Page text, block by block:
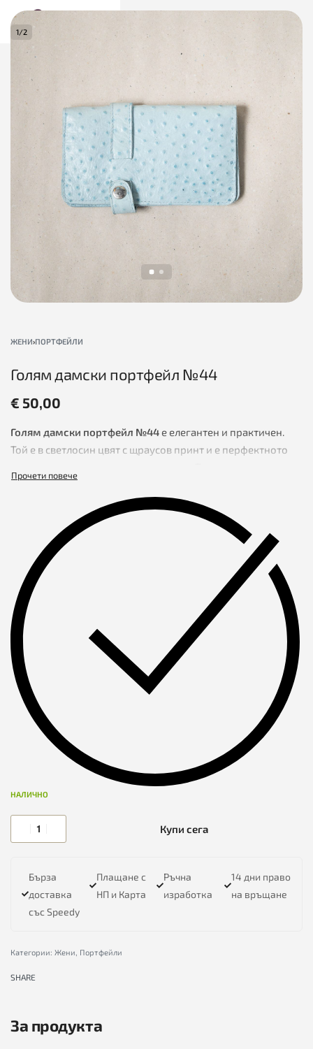
1/2
ЖЕНИ›ПОРТФЕЙЛИ
Голям дамски портфейл №44
€ 50,00
Голям дамски портфейл №44 е елегантен и практичен.
Той е в светлосин цвят с щраусов принт и е перфектното
портфейл е ръчна изработка от висококачествена
естествена кожа и съчетава стил и функционалност, което
го прави идеален за ежедневна употреба или специални
Характеристики:
Голям капацитет – портфейлът разполага с две големи
отделения за банкноти, които осигуряват достатъчно
място за съхранение.
Има две малки отделения, подходящи за визитки,
карти или други ценни дреболии.
Специално отделение с цип за съхранение на монети.
Три отделения за карти: Възможност за подреждане
на повече карти една зад друга, под тях има и голям
джоб за още повече пространство.
Закопчава се с удобно тик-так копче, което осигурява
лесен достъп и сигурност.
Достатъчно голям, за да побере телефон, което
Този портфейл е създаден за дамите, които ценят лукса и
Ширина = 20 см
Височина = 12 см
разпределение с цип за монети и 3 броя за карти, като
НАЛИЧНО
Купи сега
Бърза
доставка
със Speedy
Плащане с
НП и Карта
Ръчна
изработка
14 дни право
на връщане
Категории: Жени, Портфейли
SHARE
За продукта